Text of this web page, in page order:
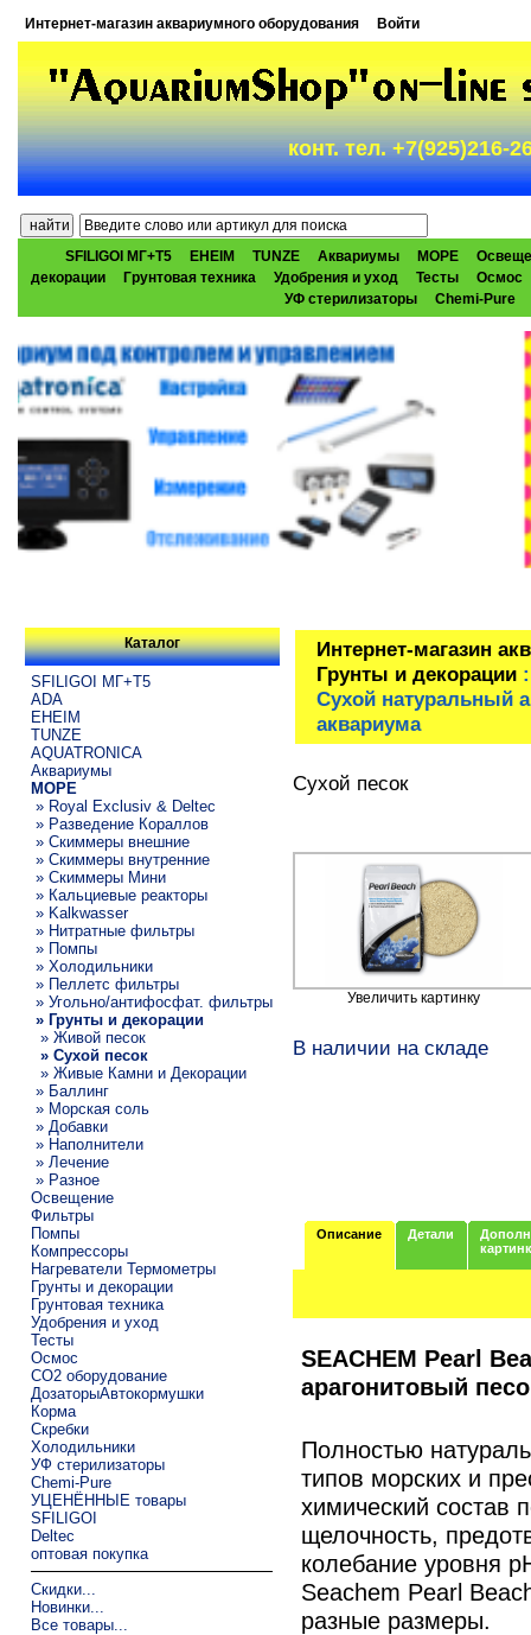
Интернет-магазин аквариумного оборудования Войти
конт. тел. +7(925)216-
SFILIGOI МГ+Т5 EHEIM TUNZE Аквариумы МОРЕ
декорации
Грунтовая техника Удобрения и уход Тесты
Осмос
УФ стерилизаторы
Chemi-Pure
Каталог
SFILIGOI МГ+Т5
ADA
EHEIM
TUNZE
AQUATRONICA
Аквариумы
МОРЕ
» Royal Exclusiv & Deltec
» Разведение Кораллов
» Скиммеры внешние
» Скиммеры внутренние
» Скиммеры Мини
» Кальциевые реакторы
» Kalkwasser
» Нитратные фильтры
» Помпы
» Холодильники
» Пеллетс фильтры
» Угольно/антифосфат. фильтры
» Грунты и декорации
» Живой песок
» Сухой песок
» Живые Камни и Декорации
» Баллинг
» Морская соль
» Добавки
» Наполнители
» Лечение
» Разное
Освещение
Фильтры
Помпы
Компрессоры
Нагреватели Термометры
Грунты и декорации
Грунтовая техника
Удобрения и уход
Тесты
Осмос
CO2 оборудование
ДозаторыАвтокормушки
Корма
Скребки
Холодильники
УФ стерилизаторы
Chemi-Pure
УЦЕНЁННЫЕ товары
SFILIGOI
Deltec
оптовая покупка
Скидки...
Новинки...
Все товары...
Интернет-магазин
Грунты и декорации
Сухой натуральный
аквариума
Сухой песок
Увеличить картинку
В наличии на складе
Описание Детали
SEACHEM Pearl
арагонитовый
Полностью
типов морских и
химический состав
щелочность,
колебание уровня
Seachem Pearl
разные размеры.